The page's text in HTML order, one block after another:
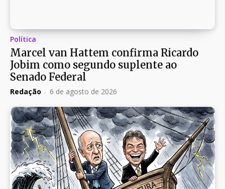
Política
Marcel van Hattem confirma Ricardo
Jobim como segundo suplente ao
Senado Federal
Redação - 6 de agosto de 2026